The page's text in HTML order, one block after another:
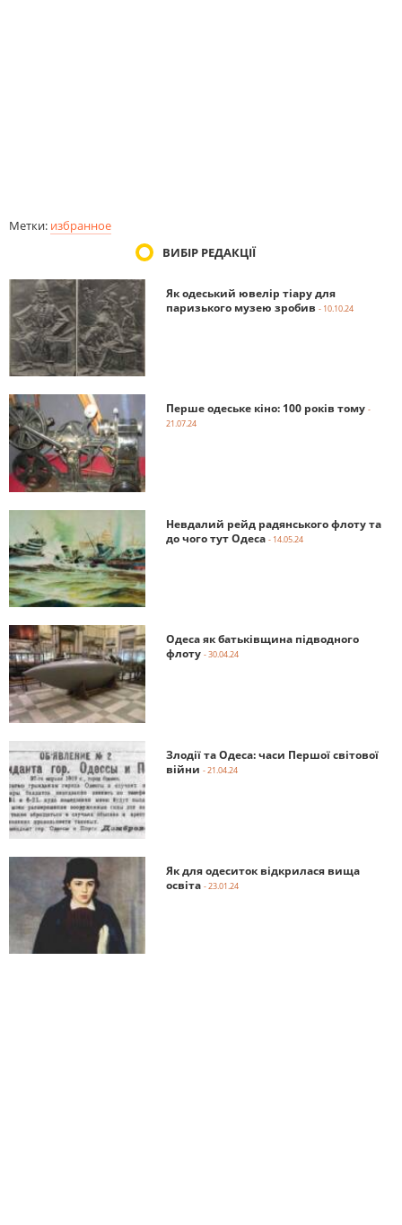
Метки: избранное
ВИБІР РЕДАКЦІЇ
Як одеський ювелір тіару для
паризького музею зробив - 10.10.24
Перше одеське кіно: 100 років тому -
21.07.24
Невдалий рейд радянського флоту та
до чого тут Одеса - 14.05.24
Одеса як батьківщина підводного
флоту - 30.04.24
Злодії та Одеса: часи Першої світової
війни - 21.04.24
Як для одеситок відкрилася вища
освіта - 23.01.24